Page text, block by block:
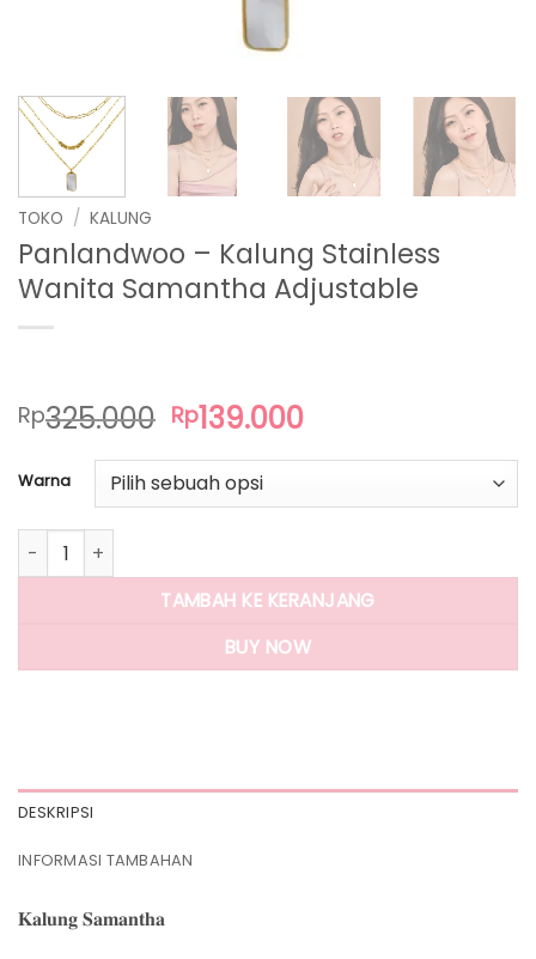
TOKO / KALUNG
Panlandwoo – Kalung Stainless
Wanita Samantha Adjustable
Rp325.000 Harga
adalah:
Rp325.000.
Rp139.000Harga
adalah:
Warna
Kuantitas Panlandwoo - Kalung Stainless Wanita
TAMBAH KE KERANJANG
BUY NOW
DESKRIPSI
INFORMASI TAMBAHAN
𝐊𝐚𝐥𝐮𝐧𝐠 𝐒𝐚𝐦𝐚𝐧𝐭𝐡𝐚